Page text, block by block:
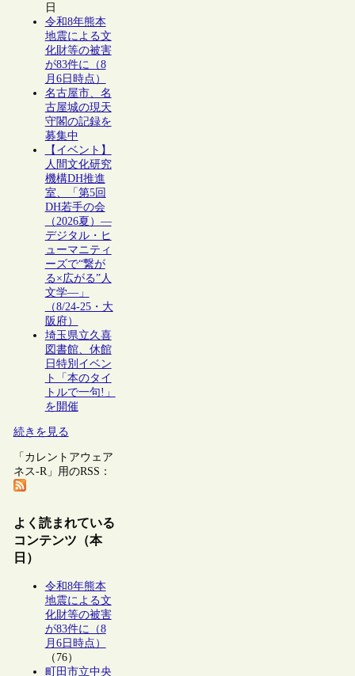
日
令和8年熊本
地震による文
化財等の被害
が83件に（8
月6日時点）
名古屋市、名
古屋城の現天
守閣の記録を
募集中
【イベント】
人間文化研究
機構DH推進
室、「第5回
DH若手の会
（2026夏）―
デジタル・ヒ
ューマニティ
ーズで“繋が
る×広がる”人
文学―」
（8/24-25・大
阪府）
埼玉県立久喜
図書館、休館
日特別イベン
ト「本のタイ
トルで一句!」
を開催
続きを見る
「カレントアウェア
ネス-R」用のRSS：
よく読まれている
コンテンツ（本
日）
令和8年熊本
地震による文
化財等の被害
が83件に（8
月6日時点）
（76）
町田市立中央